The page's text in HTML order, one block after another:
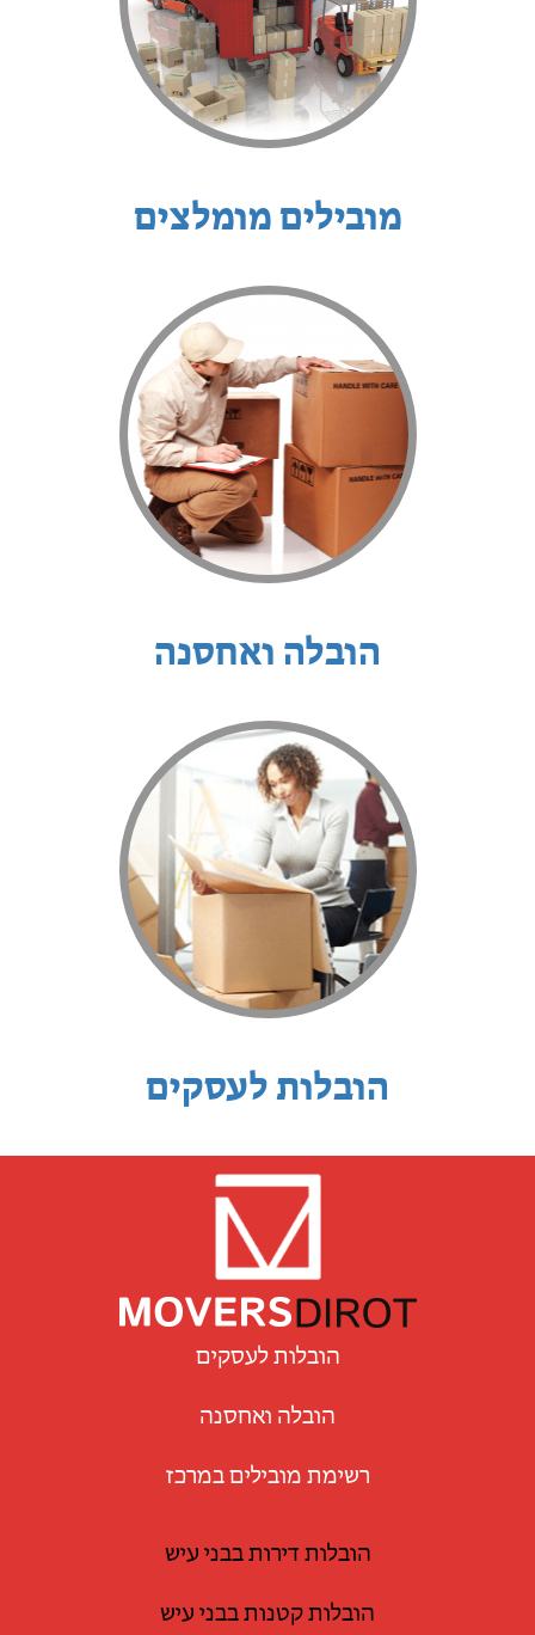
מובילים מומלצים
הובלה ואחסנה
הובלות לעסקים
הובלות לעסקים
הובלה ואחסנה
רשימת מובילים במרכז
הובלות דירות בבני עיש
הובלות קטנות בבני עיש